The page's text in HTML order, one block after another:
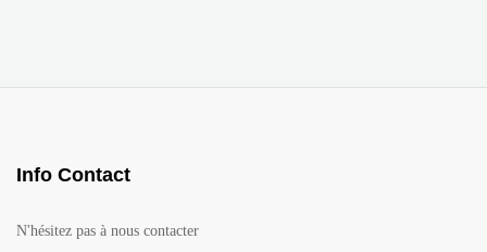
Info Contact
N'hésitez pas à nous contacter